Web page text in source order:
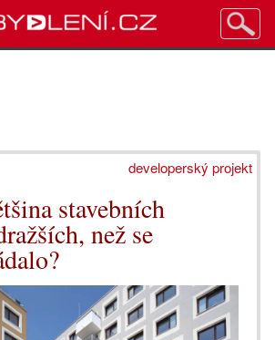
developerský projekt
stavebních
než se